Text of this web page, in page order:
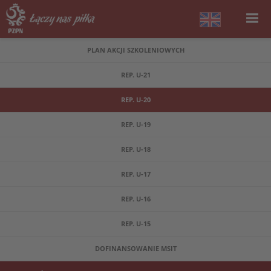
PLAN AKCJI SZKOLENIOWYCH
REP. U-21
REP. U-20
REP. U-19
REP. U-18
REP. U-17
REP. U-16
REP. U-15
DOFINANSOWANIE MSIT